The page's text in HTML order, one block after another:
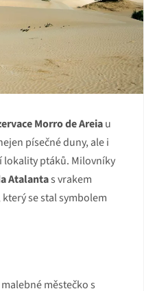
Morro de Areiau
písečné duny, ale i
lokality ptáků. Milovníky
Atalantas vrakem
který se stal symbolem
městečko s